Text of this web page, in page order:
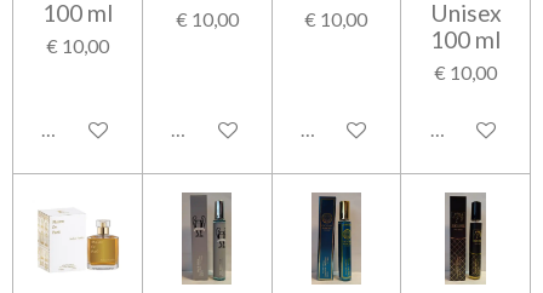
100 ml
€ 10,00
In winkelwagen
€ 10,00
In winkelwagen
€ 10,00
In winkelwagen
Unisex
100 ml
€ 10,00
In